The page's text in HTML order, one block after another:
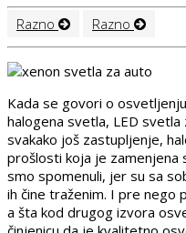
Razno Razno
Kada se govori o
halogena svetla, LED svetla
svakako još zastupljenje,
prošlosti koja je zamenjena
smo spomenuli, jer su sa
ih čine traženim. I pre nego
a šta kod drugog izvora